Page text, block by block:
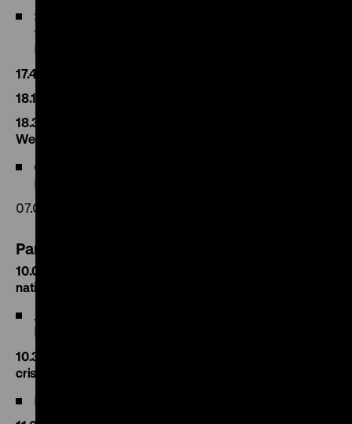
Sandra Maß (Georg-Eckert-Institut, Leibniz-Institut
für internationale Schulbuchforschung,
Braunschweig)
17.45 Diskussion
18.15 Pause
18.30 Abendvortrag: Die Bedeutung des Bargelds als
Wertaufbewahrungsmittel
Carl-Ludwig Thiele (Vorstand der Deutschen
Bundesbank)
07.04.2017
Panel 3: Sparen in der Krise
10.00 Die Bedeutung des Sparens für die
nationalsozialistische Wirtschafts- und Sozialpolitik
Johannes Bähr (Goethe-Universität Frankfurt am
Main)
10.30 British savings institutions, saving and financial
crises
Richard Roberts (King’s College London)